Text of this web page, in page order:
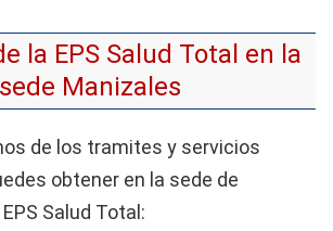
la EPS Salud Total en la
sede Manizales
de los tramites y servicios
obtener en la sede de
Salud Total: